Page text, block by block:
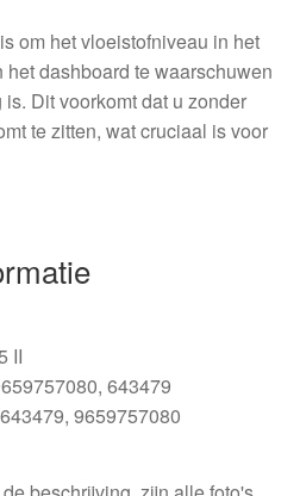
om het vloeistofniveau in het
het dashboard te waarschuwen
Dit voorkomt dat u zonder
te zitten, wat cruciaal is voor
II
643479
643479, 9659757080